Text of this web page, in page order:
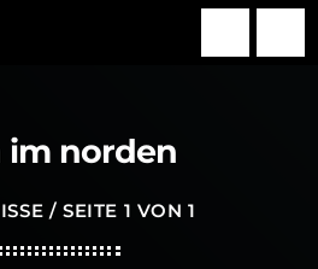
im norden
/ SEITE 1 VON 1